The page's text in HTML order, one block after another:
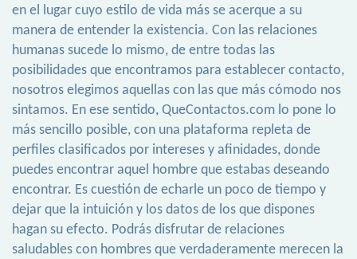
en el lugar cuyo estilo de vida más se acerque a su
manera de entender la existencia. Con las relaciones
humanas sucede lo mismo, de entre todas las
posibilidades que encontramos para establecer contacto,
nosotros elegimos aquellas con las que más cómodo nos
sintamos. En ese sentido, QueContactos.com lo pone lo
más sencillo posible, con una plataforma repleta de
perfiles clasificados por intereses y afinidades, donde
puedes encontrar aquel hombre que estabas deseando
encontrar. Es cuestión de echarle un poco de tiempo y
dejar que la intuición y los datos de los que dispones
hagan su efecto. Podrás disfrutar de relaciones
saludables con hombres que verdaderamente merecen la